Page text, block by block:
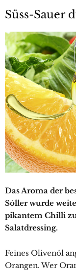
Süss-Sauer
Das Aroma der
Sóller wurde
pikantem Chilli
Salatdressing.
Feines Olivenöl
Orangen. Wer